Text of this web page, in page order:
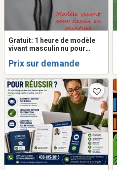
Gratuit: 1 heure de modèle
vivant masculin nu pour
Prix sur demande